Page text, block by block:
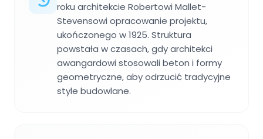
roku architekcie Robertowi Mallet-
Stevensowi opracowanie projektu,
ukończonego w 1925. Struktura
powstała w czasach, gdy architekci
awangardowi stosowali beton i formy
geometryczne, aby odrzucić tradycyjne
style budowlane.